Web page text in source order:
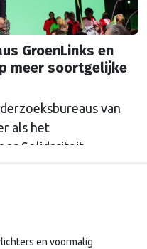
GroenLinks en
meer soortgelijke
van
als het
Solidariteit.
een aantal ego's over
zegt zij.
en voormalig